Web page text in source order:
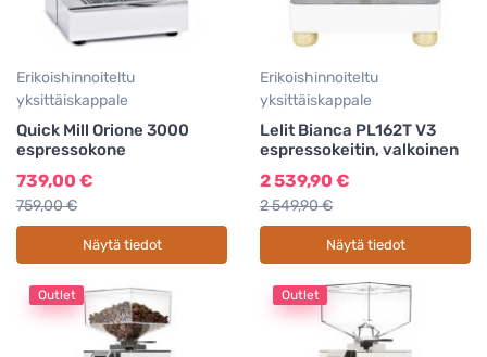
Erikoishinnoiteltu
yksittäiskappale
Quick Mill Orione 3000
espressokone
739,00 €
759,00 €
Näytä tiedot
Erikoishinnoiteltu
yksittäiskappale
Lelit Bianca PL162T V3
espressokeitin, valkoinen
2 539,90 €
2 549,90 €
Näytä tiedot
Outlet Outlet